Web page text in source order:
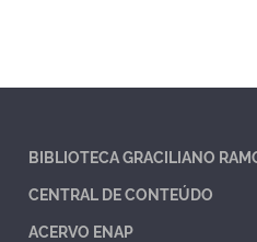
BIBLIOTECA GRACILIANO
CENTRAL DE CONTEÚDO
ACERVO ENAP